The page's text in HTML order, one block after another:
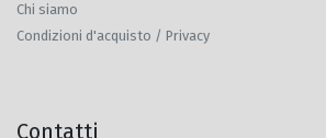
Chi siamo
Condizioni d'acquisto / Privacy
Contatti